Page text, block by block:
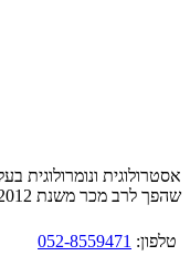
אסטרולוגית ונומרולוגית
שהפך לרב מכר משנת 2012.
טלפון: 052-8559471